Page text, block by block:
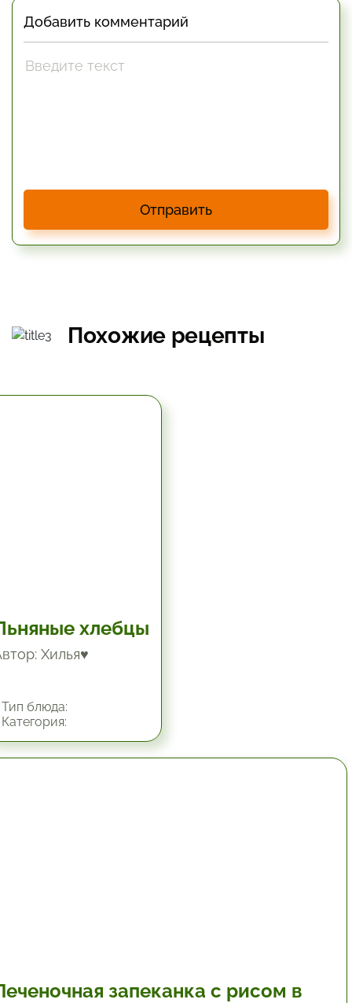
Добавить комментарий
Отправить
Похожие рецепты
хлебцы
Хилья♥
блюда:
запеканка с рисом в